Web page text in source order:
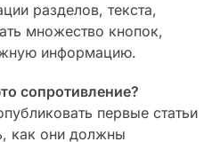
разделов, текста,
множество кнопок,
информацию.
сопротивление?
первые статьи
как они должны